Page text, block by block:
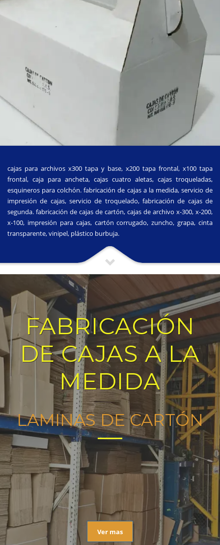
cajas para archivos x300 tapa y base, x200 tapa frontal, x100 tapa
frontal, caja para ancheta, cajas cuatro aletas, cajas troqueladas,
esquineros para colchón. fabricación de cajas a la medida, servicio de
impresión de cajas, servicio de troquelado, fabricación de cajas de
segunda. fabricación de cajas de cartón, cajas de archivo x-300, x-200,
x-100, impresión para cajas, cartón corrugado, zuncho, grapa, cinta
transparente, vinipel, plástico burbuja.
FABRICACIÓN
DE CAJAS A LA
MEDIDA
LAMINAS DE CARTÓN
Ver mas